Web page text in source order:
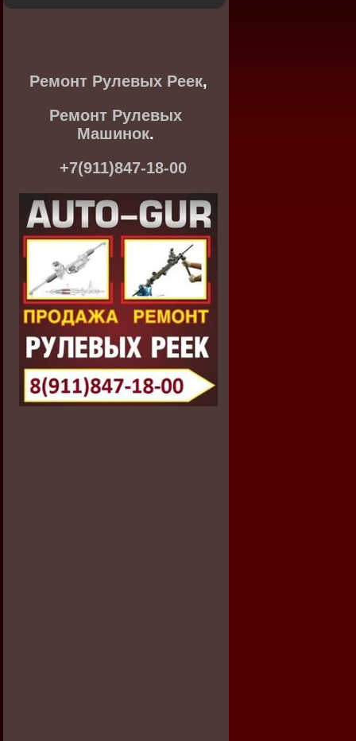
Ремонт Рулевых Реек,
Ремонт Рулевых
Машинок.
+7(911)847-18-00